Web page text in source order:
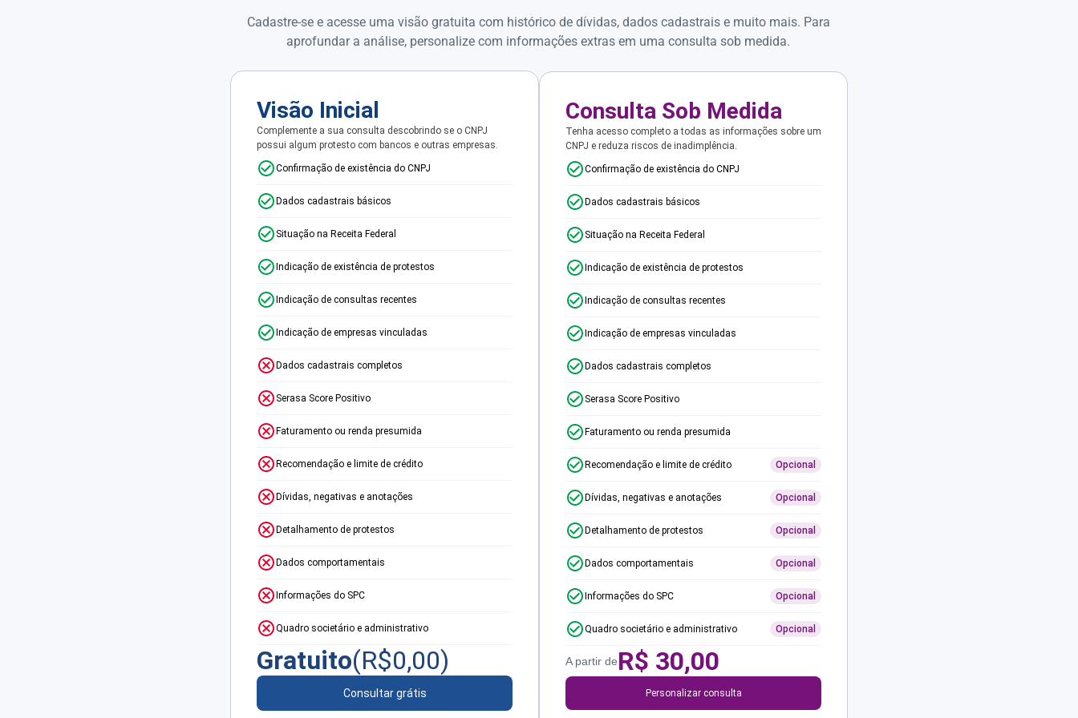
Cadastre-se e acesse uma visão gratuita com histórico de dívidas, dados cadastrais e muito mais. Para
aprofundar a análise, personalize com informações extras em uma consulta sob medida.
Visão Inicial
Complemente a sua consulta descobrindo se o CNPJ
possui algum protesto com bancos e outras empresas.
Confirmação de existência do CNPJ
Dados cadastrais básicos
Situação na Receita Federal
Indicação de existência de protestos
Indicação de consultas recentes
Indicação de empresas vinculadas
Dados cadastrais completos
Serasa Score Positivo
Faturamento ou renda presumida
Recomendação e limite de crédito
Dívidas, negativas e anotações
Detalhamento de protestos
Dados comportamentais
Informações do SPC
Quadro societário e administrativo
Gratuito(R$0,00)
Consultar grátis
Consulta Sob Medida
Tenha acesso completo a todas as informações sobre um
CNPJ e reduza riscos de inadimplência.
Confirmação de existência do CNPJ
Dados cadastrais básicos
Situação na Receita Federal
Indicação de existência de protestos
Indicação de consultas recentes
Indicação de empresas vinculadas
Dados cadastrais completos
Serasa Score Positivo
Faturamento ou renda presumida
Recomendação e limite de crédito Opcional
Dívidas, negativas e anotações Opcional
Detalhamento de protestos Opcional
Dados comportamentais Opcional
Informações do SPC Opcional
Quadro societário e administrativo Opcional
A partir deR$ 30,00
Personalizar consulta